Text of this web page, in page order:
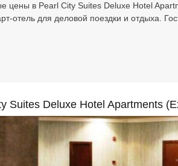
цены в Pearl City Suites Deluxe Hotel
отель для деловой поездки и отдыха.
Suites Deluxe Hotel Apartments